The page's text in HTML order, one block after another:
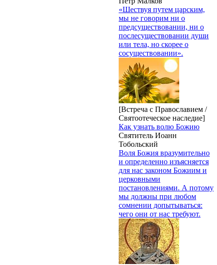
«Шествуя путем царским,
мы не говорим ни о
предсуществовании, ни о
послесуществовании души
или тела, но скорее о
сосуществовании».
[Встреча с Православием /
Святоотеческое наследие]
Как узнать волю Божию
Святитель Иоанн
Тобольский
Воля Божия вразумительно
и определенно изъясняется
для нас законом Божиим и
церковными
постановлениями. А потому
мы должны при любом
сомнении допытываться:
чего они от нас требуют.